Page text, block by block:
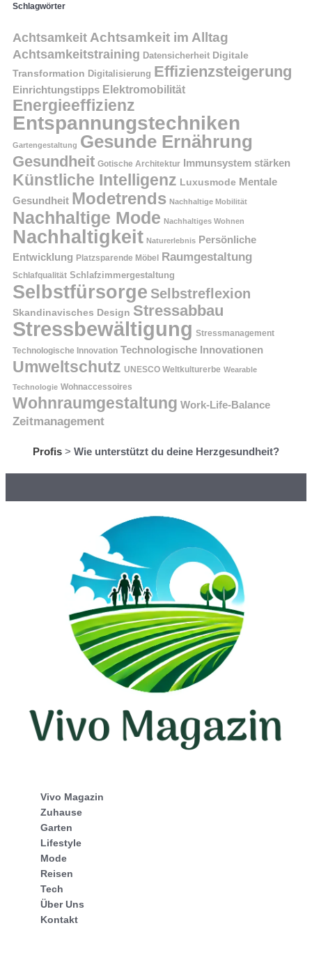
Schlagwörter
Achtsamkeit Achtsamkeit im Alltag
Achtsamkeitstraining Datensicherheit Digitale
Transformation Digitalisierung Effizienzsteigerung
Einrichtungstipps Elektromobilität
Energieeffizienz
Entspannungstechniken
Gartengestaltung Gesunde Ernährung
Gesundheit Gotische Architektur Immunsystem stärken
Künstliche Intelligenz Luxusmode Mentale
Gesundheit Modetrends Nachhaltige Mobilität
Nachhaltige Mode Nachhaltiges Wohnen
Nachhaltigkeit Naturerlebnis Persönliche
Entwicklung Platzsparende Möbel Raumgestaltung
Schlafqualität Schlafzimmergestaltung
Selbstfürsorge Selbstreflexion
Skandinavisches Design Stressabbau
Stressbewältigung Stressmanagement
Technologische Innovation Technologische Innovationen
Umweltschutz UNESCO Weltkulturerbe Wearable
Technologie Wohnaccessoires
Wohnraumgestaltung Work-Life-Balance
Zeitmanagement
Profis > Wie unterstützt du deine Herzgesundheit?
Vivo Magazin
Zuhause
Garten
Lifestyle
Mode
Reisen
Tech
Über Uns
Kontakt